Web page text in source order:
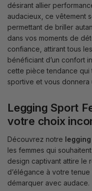
désirant allier
audacieux, ce vêtement
permettant de briller
dans vos moments de
confiance, attirant tous
bénéficiant d’un confort
cette pièce tendance
sportive et vous donnera
Legging Sport
votre choix
Découvrez notre
les femmes qui
design captivant attire le
d’élégance à votre
démarquer avec audace.